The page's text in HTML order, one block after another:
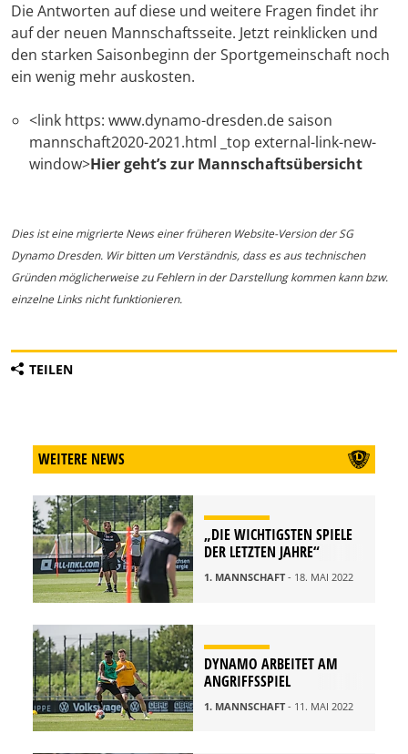
Die Antworten auf diese und weitere Fragen findet ihr
auf der neuen Mannschaftsseite. Jetzt reinklicken und
den starken Saisonbeginn der Sportgemeinschaft noch
ein wenig mehr auskosten.
<link https: www.dynamo-dresden.de saison
mannschaft2020-2021.html _top external-link-new-
window>Hier geht’s zur Mannschaftsübersicht
Dies ist eine migrierte News einer früheren Website-Version der SG
Dynamo Dresden. Wir bitten um Verständnis, dass es aus technischen
Gründen möglicherweise zu Fehlern in der Darstellung kommen kann bzw.
einzelne Links nicht funktionieren.
TEILEN
WEITERE NEWS
„DIE WICHTIGSTEN SPIELE
DER LETZTEN JAHRE“
1. MANNSCHAFT- 18. MAI 2022
DYNAMO ARBEITET AM
ANGRIFFSSPIEL
1. MANNSCHAFT- 11. MAI 2022